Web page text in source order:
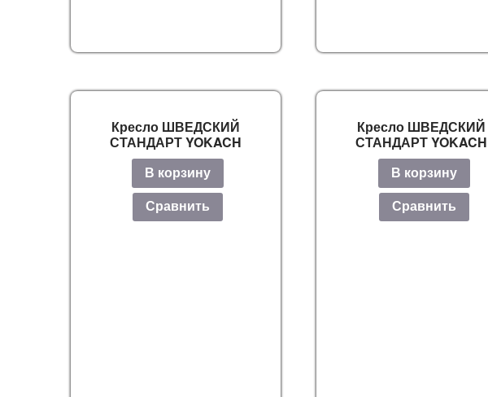
Кресло ШВЕДСКИЙ
СТАНДАРТ YOKACH
В корзину
Сравнить
Кресло ШВЕДСКИЙ
СТАНДАРТ YOKACH
В корзину
Сравнить